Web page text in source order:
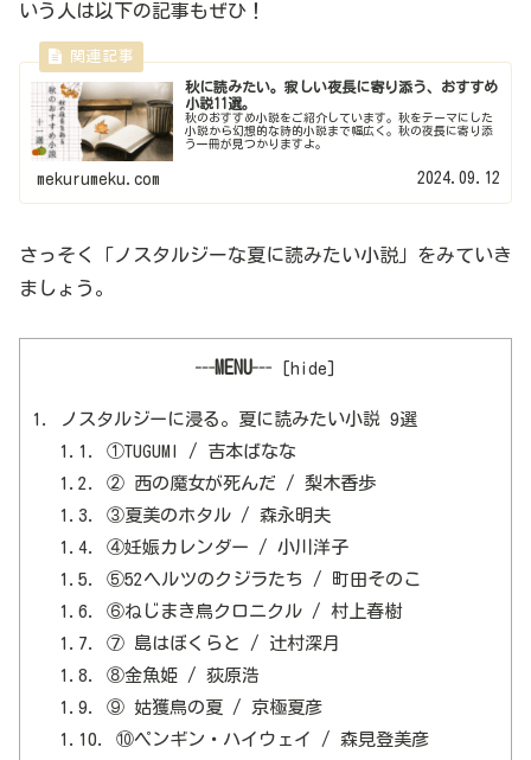
いう人は以下の記事もぜひ！
秋に読みたい。寂しい夜長に寄り添う、おすすめ
小説11選。
秋のおすすめ小説をご紹介しています。秋をテーマにした
小説から幻想的な詩的小説まで幅広く。秋の夜長に寄り添
う一冊が見つかりますよ。
mekurumeku.com 2024.09.12
さっそく「ノスタルジーな夏に読みたい小説」をみていき
ましょう。
┄MENU┄ [hide]
1.
ノスタルジーに浸る。夏に読みたい小説 9選
1.1.
①TUGUMI / 吉本ばなな
1.2.
② 西の魔女が死んだ / 梨木香歩
1.3.
③夏美のホタル / 森永明夫
1.4.
④妊娠カレンダー / 小川洋子
1.5.
⑤52ヘルツのクジラたち / 町田そのこ
1.6.
⑥ねじまき鳥クロニクル / 村上春樹
1.7.
⑦ 島はぼくらと / 辻村深月
1.8.
⑧金魚姫 / 荻原浩
1.9.
⑨ 姑獲鳥の夏 / 京極夏彦
1.10.
⑩ペンギン・ハイウェイ / 森見登美彦